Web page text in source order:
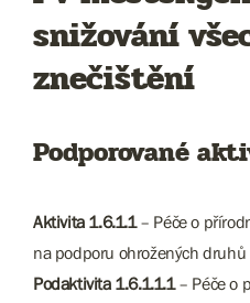
snižování
znečištění
Podporované
Aktivita 1.6.1.1– Péče o
na podporu ohrožených druhů
Podaktivita 1.6.1.1.1– Péče o